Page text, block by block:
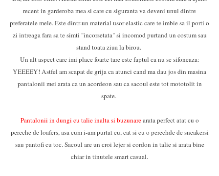
recent in garderoba mea si care cu siguranta va deveni unul dintre
preferatele mele. Este dintr-un material usor elastic care te imbie sa il porti o
zi intreaga fara sa te simti "incorsetata" si incomod purtand un costum sau
stand toata ziua la birou.
Un alt aspect care imi place foarte tare este faptul ca nu se sifoneaza:
YEEEEY! Astfel am scapat de grija ca atunci cand ma dau jos din masina
pantalonii mei arata ca un acordeon sau ca sacoul este tot mototolit in
spate.
Pantalonii in dungi cu talie inalta si buzunarearata perfect atat cu o
pereche de loafers, asa cum i-am purtat eu, cat si cu o perechde de sneakersi
sau pantofi cu toc. Sacoul are un croi lejer si cordon in talie si arata bine
chiar in tinutele smart casual.